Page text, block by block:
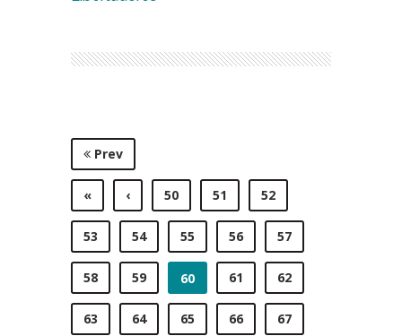
Prev
« ‹ 50 51 52
53 54 55 56 57
58 59 60 61 62
63 64 65 66 67